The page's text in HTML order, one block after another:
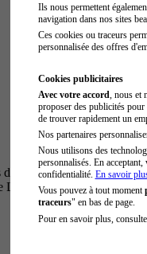
Ils nous permettent
navigation dans nos sites
Ces cookies ou traceurs
personnalisée des offres
Cookies publicitaires
Avec votre accord , nous
proposer des publicités
de trouver rapidement un
Nos partenaires
Nous utilisons des
personnalisés. En
confidentialité. En savoir
Vous pouvez à tout moment
traceurs" en bas de page.
Pour en savoir plus,